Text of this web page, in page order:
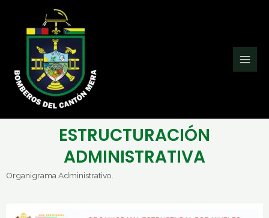
contenido
ESTRUCTURACIÓN
ADMINISTRATIVA
Organigrama Administrativo.